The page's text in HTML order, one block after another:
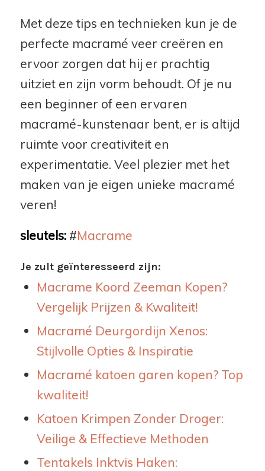
Met deze tips en technieken kun je de
perfecte macramé veer creëren en
ervoor zorgen dat hij er prachtig
uitziet en zijn vorm behoudt. Of je nu
een beginner of een ervaren
macramé-kunstenaar bent, er is altijd
ruimte voor creativiteit en
experimentatie. Veel plezier met het
maken van je eigen unieke macramé
veren!
sleutels:#Macrame
Je zult geïnteresseerd zijn:
Macrame Koord Zeeman Kopen?
Vergelijk Prijzen & Kwaliteit!
Macramé Deurgordijn Xenos:
Stijlvolle Opties & Inspiratie
Macramé katoen garen kopen? Top
kwaliteit!
Katoen Krimpen Zonder Droger:
Veilige & Effectieve Methoden
Tentakels Inktvis Haken: